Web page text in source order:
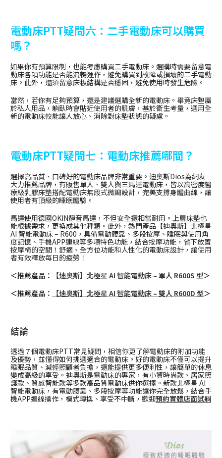
電動床PTT疑問六：二手電動床可以購買
嗎？
如果你有預算限制，也能考慮購買二手電動床。選購時需要留意電
動床各項功能是否能流暢運作，避免購買到故障或損壞的二手電動
床。此外，還須留意床板結構是否穩固，避免使用時發生危險。
當然，若你有足夠預算，還是建議選購全新的電動床。畢竟床墊屬
於私人用品，躺臥時會貼近使用者的肌膚，基於衛生考量，選用全
新的電動床較能讓人放心、消除對床墊狀態的疑慮。
電動床PTT疑問七：電動床推薦哪間？
選擇高品質、口碑好的電動床品牌非常重要。迪奧斯Dios為網友
大力推薦品牌，有販售單人、雙人與三馬達電動床，皆以高密度醫
療級乳膠床墊搭配電動床無段式微調設計，完美支撐身體曲線，讓
使用者有頂級的睡眠體驗。
馬達使用德國OKIN靜音馬達，不但安全還相當耐用。上層床墊也
能根據需求，更換成其他種類。此外，熱門產品【迪奧斯】北極星
AI 智能電動床 – R600，具備電動腰靠、多段按摩、睡眠與使用角
度記憶、手機APP連線等多項特色功能，結合按摩功能，省下放置
按摩椅的空間！舒適、全方位功能和人性化的電動床設計，讓使用
者有效釋放每日的疲勞！
＜推薦產品：
【迪奧斯】北極星 AI 智能電動床 – 單人 R600S 型＞
＜推薦產品：
【迪奧斯】北極星 AI 智能電動床 – 雙人 R600D 型＞
結論
透過７個電動床PTT常見疑問，相信你更了解電動床的附加功能
及優勢，並懂得如何挑選適合的電動床。好的電動床不僅可以提升
睡眠品質、減輕照顧者負擔，還能提供更多便利性，讓簡單的休息
變成高級的享受。迪奧斯是電動床的專家，有小資時尚款、居家照
護款、質感智能款等多款高品質電動床供你選擇。新款北極星 AI
智能電動床，有電動腰靠、多段按摩等功能讓你完全放鬆，結合手
機APP連線操作，模式轉換、享受不中斷，歡迎預約實體店面試躺